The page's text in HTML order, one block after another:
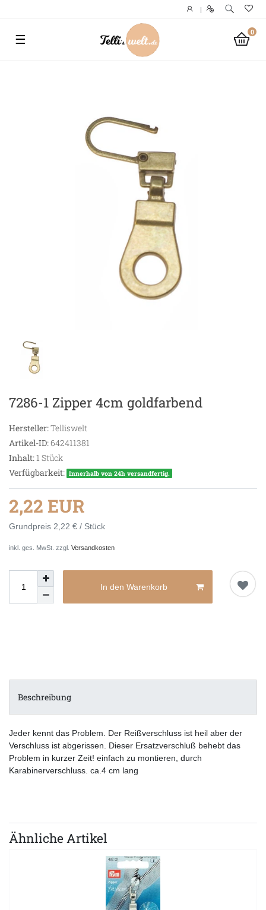
|
0
☰
7286-1 Zipper 4cm goldfarbend
Hersteller:Telliswelt
Artikel-ID:642411381
Inhalt:1 Stück
Verfügbarkeit: Innerhalb von 24h versandfertig.
2,22 EUR
Grundpreis 2,22 € / Stück
inkl. ges. MwSt. zzgl. Versandkosten
In den Warenkorb
Beschreibung
Jeder kennt das Problem. Der Reißverschluss ist heil aber der
Verschluss ist abgerissen. Dieser Ersatzverschluß behebt das
Problem in kurzer Zeit! einfach zu montieren, durch
Karabinerverschluss. ca.4 cm lang
Ähnliche Artikel